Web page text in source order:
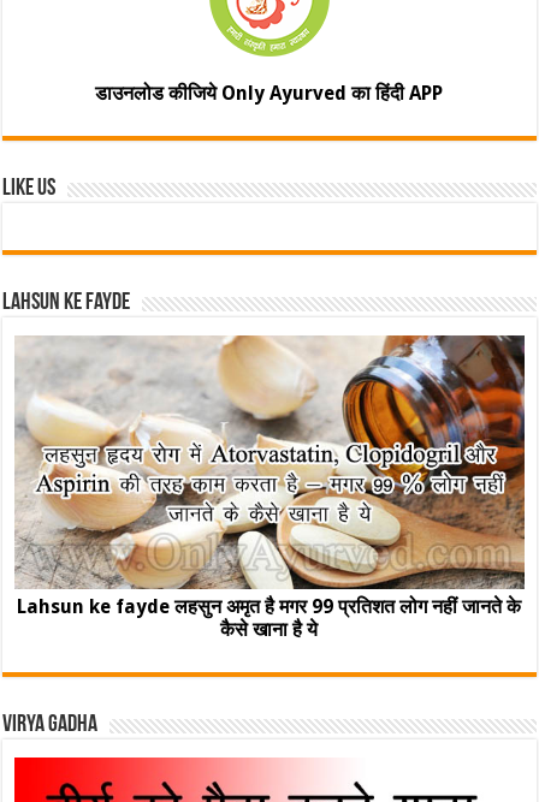
डाउनलोड कीजिये Only Ayurved का हिंदी APP
Like Us
Lahsun ke fayde
Lahsun ke fayde लहसुन अमृत है मगर 99 प्रतिशत लोग नहीं जानते के
कैसे खाना है ये
Virya Gadha